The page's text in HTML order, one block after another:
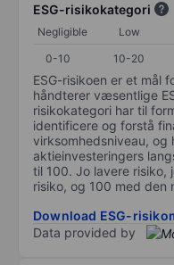
ESG-risikokategori
Negligible Low
0-10
10-20
ESG-risikoen er et mål
håndterer væsentlige
risikokategori har til
identificere og forstå
virksomhedsniveau,
aktieinvesteringers
til 100. Jo lavere risiko,
risiko, og 100 med den
Download ESG-
Data provided by